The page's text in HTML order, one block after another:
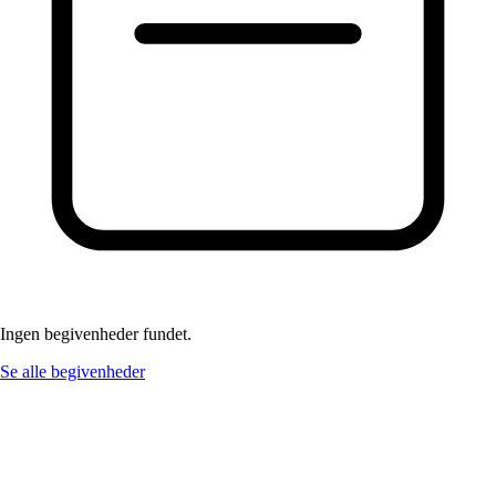
Ingen begivenheder fundet.
Se alle begivenheder